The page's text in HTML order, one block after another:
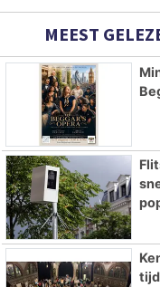
MEEST